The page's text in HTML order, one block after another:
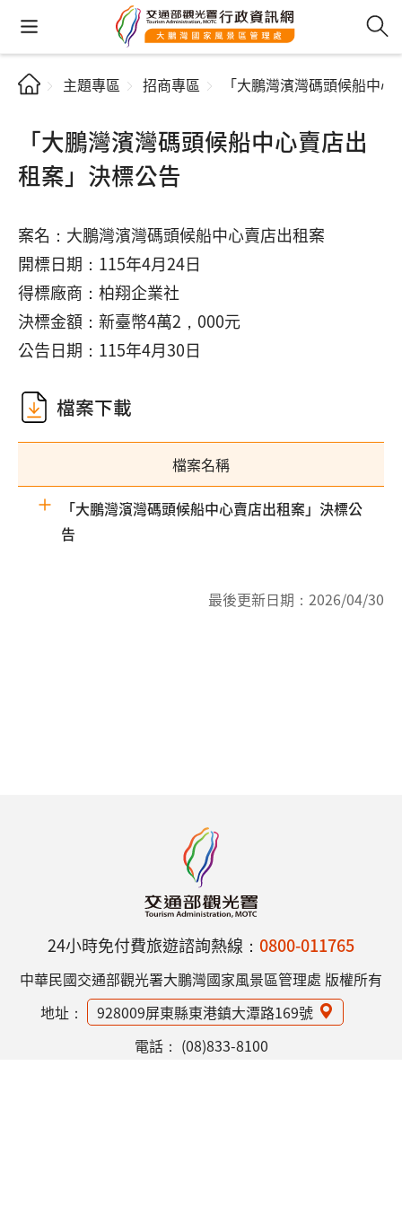
主題專區 招商專區 「大鵬灣濱灣碼頭候船中
「大鵬灣濱灣碼頭候船中心賣店出
租案」決標公告
案名：大鵬灣濱灣碼頭候船中心賣店出租案
開標日期：115年4月24日
得標廠商：柏翔企業社
決標金額：新臺幣4萬2，000元
公告日期：115年4月30日
檔案下載
檔案名稱
「大鵬灣濱灣碼頭候船中心賣店出租案」決標公
告
最後更新日期： 2026/04/30
24小時免付費旅遊諮詢熱線： 0800-011765
中華民國交通部觀光署大鵬灣國家風景區管理處 版權所有
地址：
928009屏東縣東港鎮大潭路169號
電話： (08)833-8100